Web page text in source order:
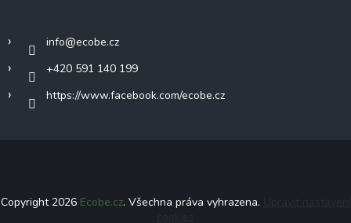
info@ecobe.cz
+420 591 140 199
https://www.facebook.com/ecobe.cz
Copyright 2026 Ecobe.cz. Všechna práva vyhrazena.